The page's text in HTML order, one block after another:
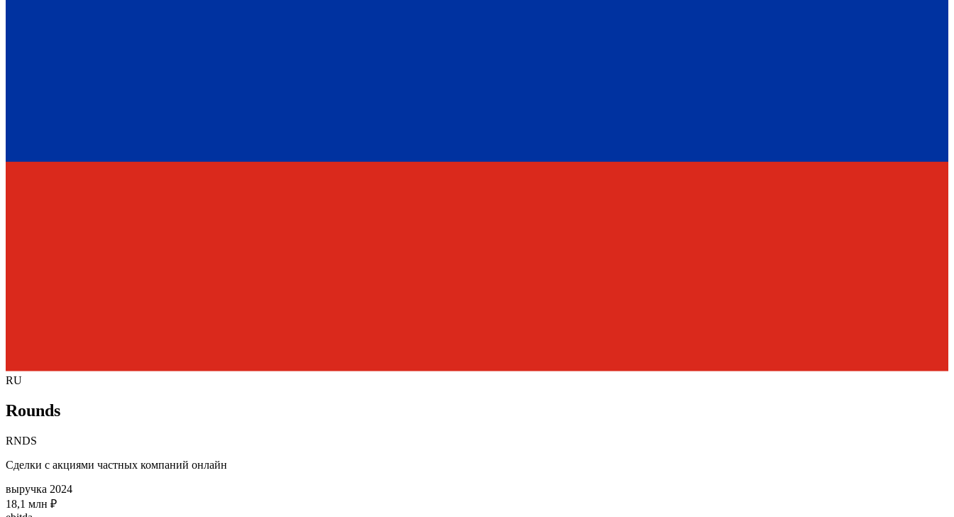
RU
Rounds
RNDS
Сделки с акциями частных компаний онлайн
выручка 2024
18,1 млн ₽